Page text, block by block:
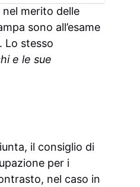
merito delle
sono all’esame
Lo stesso
e le sue
il consiglio di
per i
nel caso in